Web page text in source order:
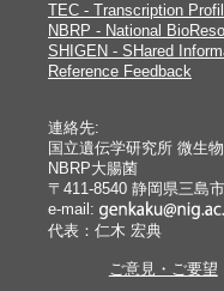
TEC - Transcription
NBRP - National
SHIGEN - SHared
Reference Feedback
連絡先:
国立遺伝学研究所 微生
NBRP大腸菌
〒411-8540 静岡県三島
e-mail:
代表：仁木 宏典
ご意見・ご要望